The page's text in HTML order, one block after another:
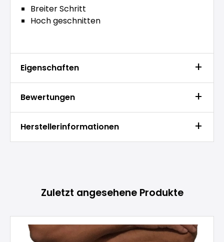
Breiter Schritt
Hoch geschnitten
Eigenschaften
Bewertungen
Herstellerinformationen
Zuletzt angesehene Produkte